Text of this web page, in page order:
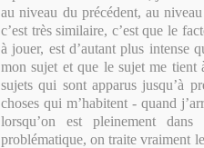
au niveau du précédent, au
c’est très similaire, c’est que le
à jouer, est d’autant plus intense
mon sujet et que le sujet me tient
sujets qui sont apparus jusqu’à
choses qui m’habitent - quand
lorsqu’on est pleinement
problématique, on traite vraiment